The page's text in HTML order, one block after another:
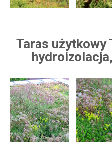
Taras użytkowy